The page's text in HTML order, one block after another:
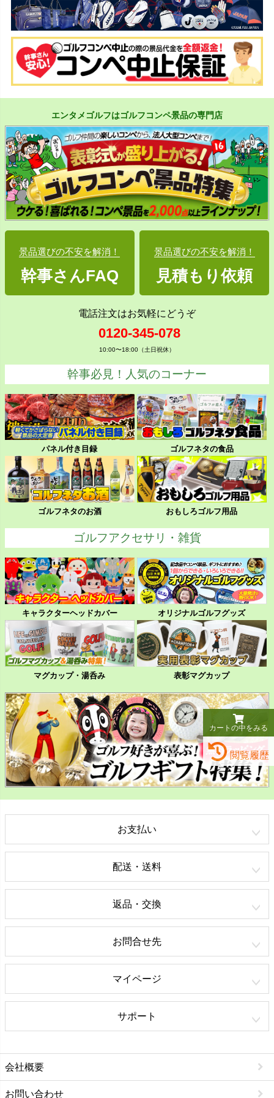
カートの中をみる
閲覧履歴
エンタメゴルフはゴルフコンペ景品の専門店
景品選びの不安を解消！
幹事さんFAQ
景品選びの不安を解消！
見積もり依頼
電話注文はお気軽にどうぞ
0120-345-078
10:00〜18:00（土日祝休）
幹事必見！人気のコーナー
パネル付き目録 ゴルフネタの食品
ゴルフネタのお酒 おもしろゴルフ用品
ゴルフアクセサリ・雑貨
キャラクターヘッドカバー オリジナルゴルフグッズ
マグカップ・湯呑み 表彰マグカップ
お支払い
配送・送料
返品・交換
お問合せ先
マイページ
サポート
会社概要
お問い合わせ